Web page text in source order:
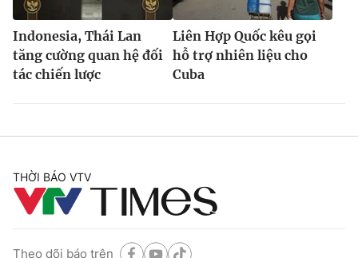
Indonesia, Thái Lan
tăng cường quan hệ đối
tác chiến lược
Liên Hợp Quốc kêu gọi
hỗ trợ nhiên liệu cho
Cuba
THỜI BÁO VTV
Theo dõi báo trên